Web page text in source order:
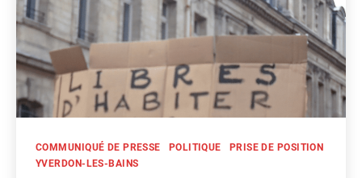
Catégories
COMMUNIQUÉ DE PRESSE POLITIQUE
PRISE DE POSITION
YVERDON-LES-BAINS